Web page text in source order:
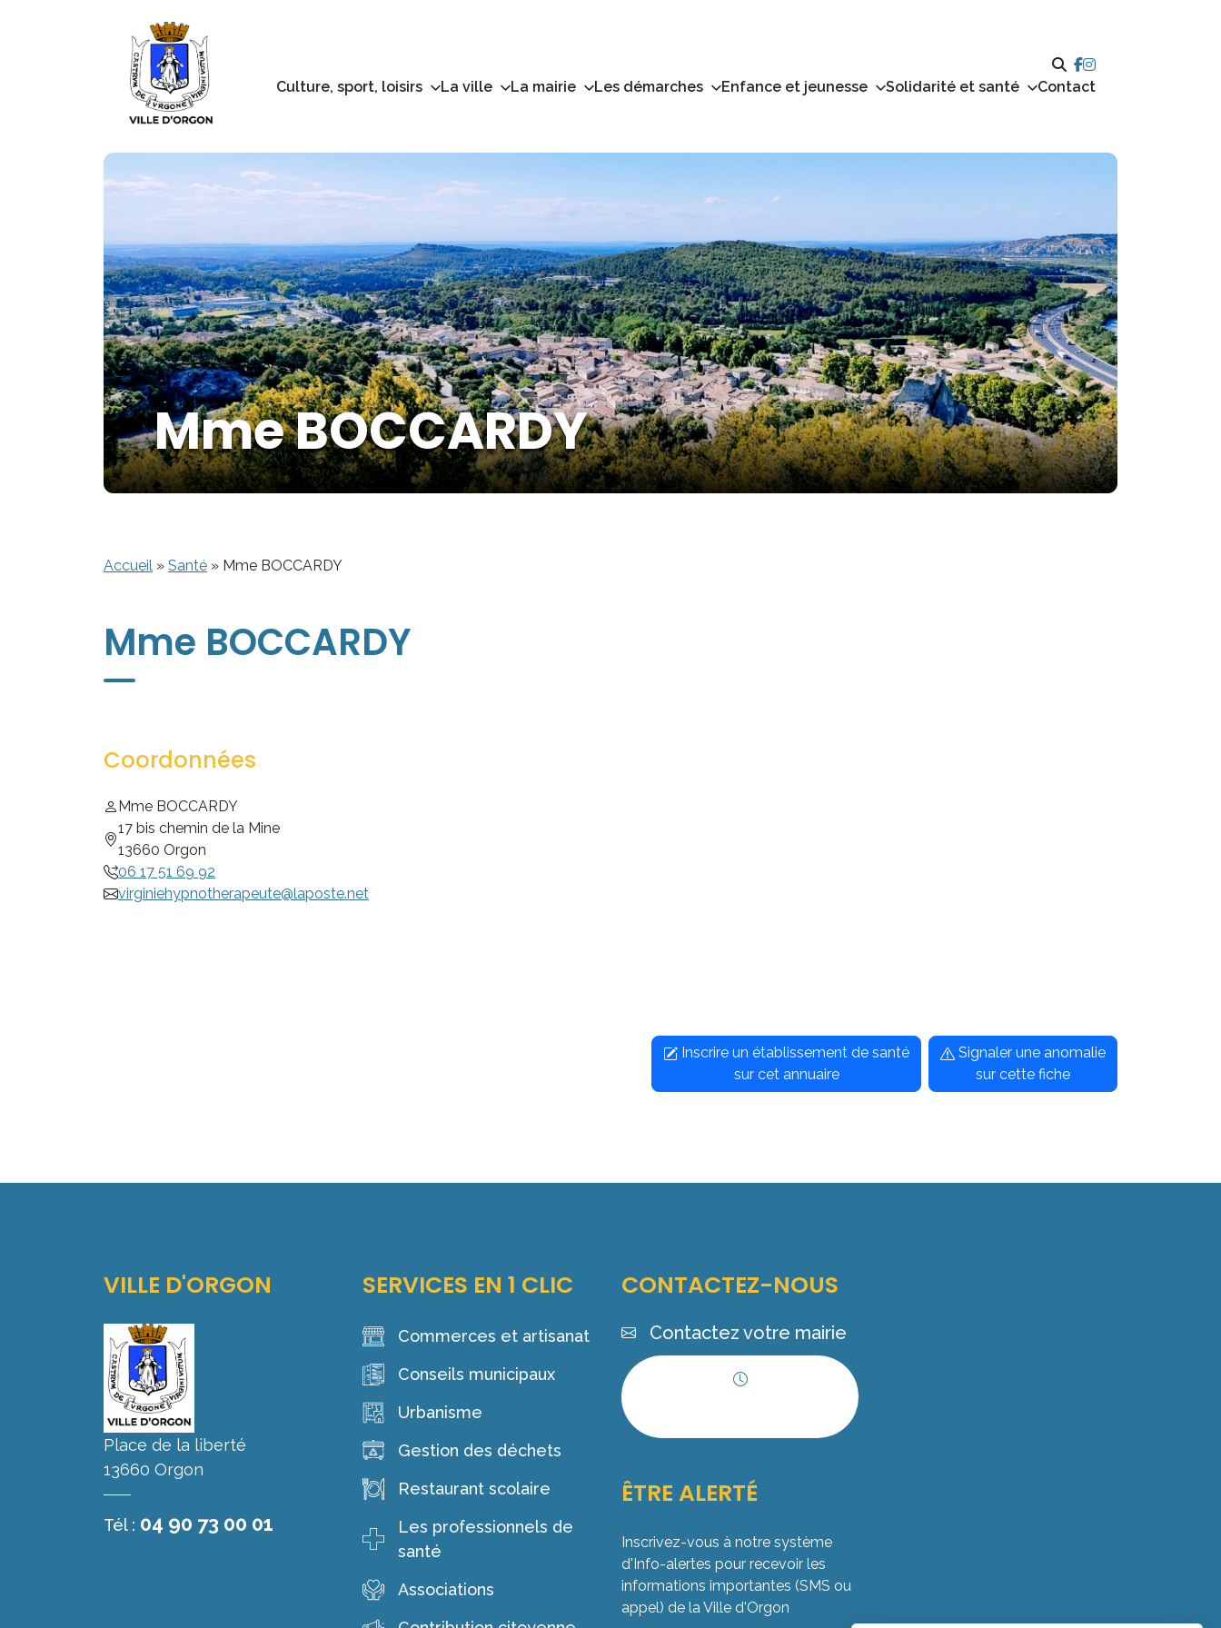
Culture, sport, loisirs La ville La mairie Les démarches Enfance et jeunesse Solidarité et santé Contact
Mme BOCCARDY
Accueil » Santé » Mme BOCCARDY
Mme BOCCARDY
Coordonnées
Mme BOCCARDY
17 bis chemin de la Mine
13660 Orgon
06 17 51 69 92
virginiehypnotherapeute@laposte.net
Inscrire un établissement de santé
sur cet annuaire
Signaler une anomalie
sur cette fiche
VILLE D'ORGON
Place de la liberté
13660 Orgon
Tél : 04 90 73 00 01
SERVICES EN 1 CLIC
Commerces et artisanat
Conseils municipaux
Urbanisme
Gestion des déchets
Restaurant scolaire
Les professionnels de
santé
Associations
CONTACTEZ-NOUS
Contactez votre mairie
ÊTRE ALERTÉ
Inscrivez-vous à notre système
d'Info-alertes pour recevoir les
informations importantes (SMS ou
appel) de la Ville d'Orgon